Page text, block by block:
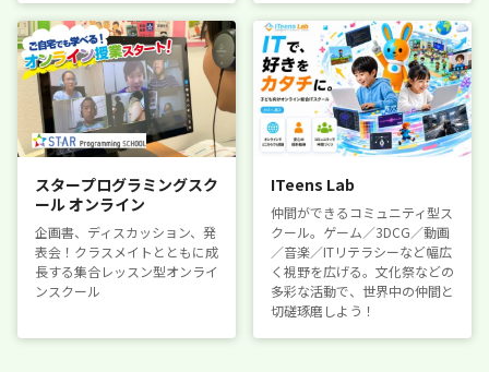
スタープログラミングスク
ール オンライン
企画書、ディスカッション、発
表会！クラスメイトとともに成
長する集合レッスン型オンライ
ンスクール
ITeens Lab
仲間ができるコミュニティ型ス
クール。ゲーム／3DCG／動画
／音楽／ITリテラシーなど幅広
く視野を広げる。文化祭などの
多彩な活動で、世界中の仲間と
切磋琢磨しよう！